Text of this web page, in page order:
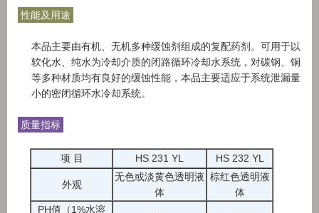
性能及用途
本品主要由有机、无机多种缓蚀剂组成的复配药剂。可用于以
软化水、纯水为冷却介质的闭路循环冷却水系统，对碳钢、铜
等多种材质均有良好的缓蚀性能，本品主要适应于系统泄漏量
小的密闭循环水冷却系统。
质量指标
项 目 HS 231 YL HS 232 YL
外观
无色或淡黄色透明液
体
棕红色透明液
体
PH值（1%水溶